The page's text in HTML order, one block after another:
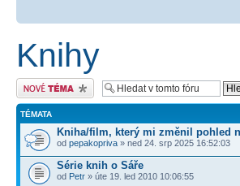
Knihy
Odeslat nové téma
TÉMATA
Kniha/film, který mi změnil pohled
od pepakopriva » ned 24. srp 2025 16:52:03
Série knih o Sáře
od Petr » úte 19. led 2010 10:06:55